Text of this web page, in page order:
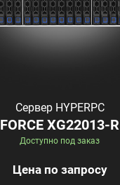
Сервер HYPERPC
FORCE XG22013-R
Доступно под заказ
Цена по запросу